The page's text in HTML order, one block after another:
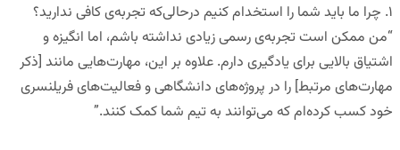
۱. چرا ما باید شما را استخدام کنیم درحالی‌که تجربه‌ی کافی ندارید؟
“من ممکن است تجربه‌ی رسمی زیادی نداشته باشم، اما انگیزه و
اشتیاق بالایی برای یادگیری دارم. علاوه بر این، مهارت‌هایی مانند [ذکر
مهارت‌های مرتبط] را در پروژه‌های دانشگاهی و فعالیت‌های فریلنسری
خود کسب کرده‌ام که می‌توانند به تیم شما کمک کنند.”